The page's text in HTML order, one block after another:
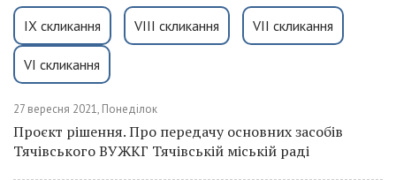
IX скликання VIII скликання VII скликання
VI скликання
27 вересня 2021, Понеділок
Проєкт рішення. Про передачу основних засобів
Тячівського ВУЖКГ Тячівській міській раді